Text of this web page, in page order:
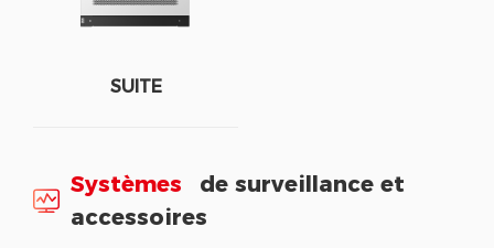
SUITE
Systèmes
de surveillance et
accessoires